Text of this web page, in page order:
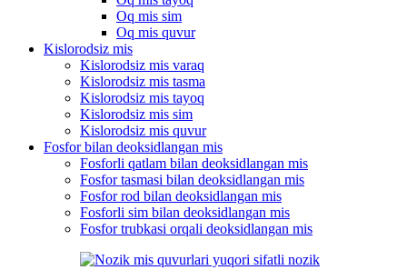
Oq mis sim
Oq mis quvur
Kislorodsiz mis
Kislorodsiz mis varaq
Kislorodsiz mis tasma
Kislorodsiz mis tayoq
Kislorodsiz mis sim
Kislorodsiz mis quvur
Fosfor bilan deoksidlangan mis
Fosforli qatlam bilan deoksidlangan mis
Fosfor tasmasi bilan deoksidlangan mis
Fosfor rod bilan deoksidlangan mis
Fosforli sim bilan deoksidlangan mis
Fosfor trubkasi orqali deoksidlangan mis